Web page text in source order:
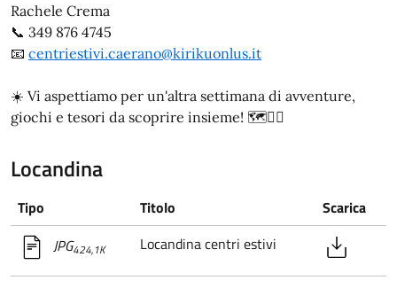
Rachele Crema
📞 349 876 4745
📧 centriestivi.caerano@kirikuonlus.it
☀️ Vi aspettiamo per un'altra settimana di avventure,
giochi e tesori da scoprire insieme! 🗺️🏴‍☠️
Locandina
Tipo Titolo
Scarica
JPG424,1K Locandina centri estivi